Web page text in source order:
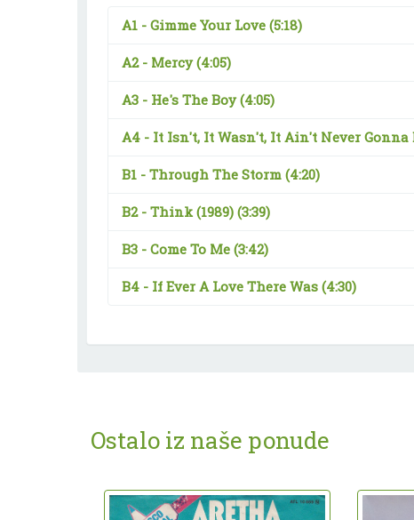
A1 - Gimme Your Love (5:18)
A2 - Mercy(4:05)
A3 - He's The Boy(4:05)
A4 - It Isn't, It Wasn't, It Ain't Never Gonna
B1 - Through The Storm (4:20)
B2 - Think (1989) (3:39)
B3 - Come To Me (3:42)
B4 - If Ever A Love There Was (4:30)
Ostalo iz naše ponude